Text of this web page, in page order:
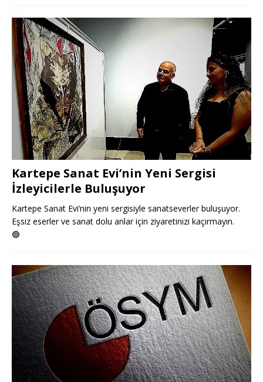
Kartepe Sanat Evi’nin Yeni Sergisi
İzleyicilerle Buluşuyor
Kartepe Sanat Evi’nin yeni sergisiyle sanatseverler buluşuyor.
Eşsiz eserler ve sanat dolu anlar için ziyaretinizi kaçırmayın.
🟢